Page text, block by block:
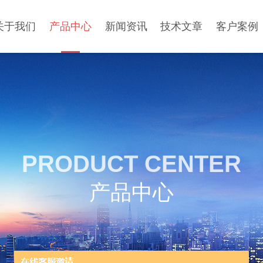
于我们 产品中心 新闻资讯 技术文章 客户案例
PRODUCT CENTER
产品中心